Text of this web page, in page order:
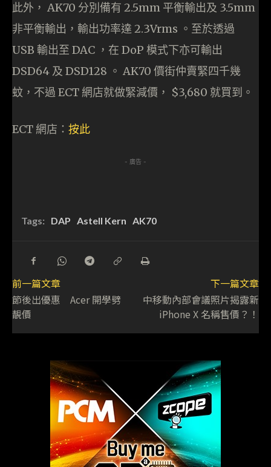
此外， AK70 分別備有 2.5mm 平衡輸出及 3.5mm
非平衡輸出，輸出功率達 2.3Vrms 。至於透過
USB 輸出至 DAC ，在 DoP 模式下亦可輸出
DSD64 及 DSD128 。 AK70 價街仲賣緊四千幾
蚊，不過 ECT 網店就做緊減價， $3,680 就買到。
ECT 網店： 按此
- 廣告 -
Tags: DAP Astell Kern AK70
前一篇文章
節後出優惠 Acer 開學劈
靚價
下一篇文章
中移動內部會議照片揭露新
iPhone X 名稱售價？！